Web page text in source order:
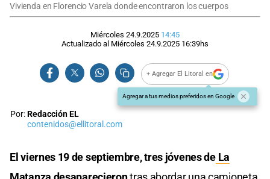
Vivienda en Florencio Varela donde encontraron los cuerpos
Miércoles 24.9.2025 14:45
Actualizado al Miércoles 24.9.2025 16:39hs
+ Agregar El Litoral en
Agregar a tus medios preferidos en Google
Por:Redacción EL
contenidos@ellitoral.com
El viernes 19 de septiembre, tres jóvenes deLa